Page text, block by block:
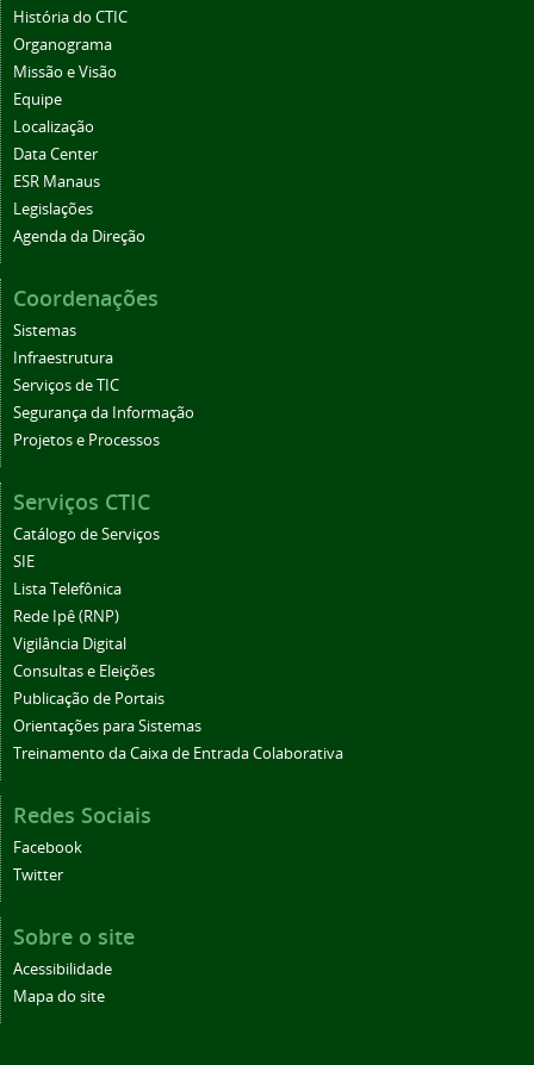
História do CTIC
Organograma
Missão e Visão
Equipe
Localização
Data Center
ESR Manaus
Legislações
Agenda da Direção
Coordenações
Sistemas
Infraestrutura
Serviços de TIC
Segurança da Informação
Projetos e Processos
Serviços CTIC
Catálogo de Serviços
SIE
Lista Telefônica
Rede Ipê (RNP)
Vigilância Digital
Consultas e Eleições
Publicação de Portais
Orientações para Sistemas
Treinamento da Caixa de Entrada Colaborativa
Redes Sociais
Facebook
Twitter
Sobre o site
Acessibilidade
Mapa do site